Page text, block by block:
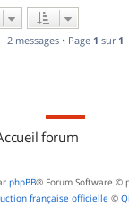
2 messages • Page 1 sur 1
forum
phpBB® Forum Software ©
française officielle ©